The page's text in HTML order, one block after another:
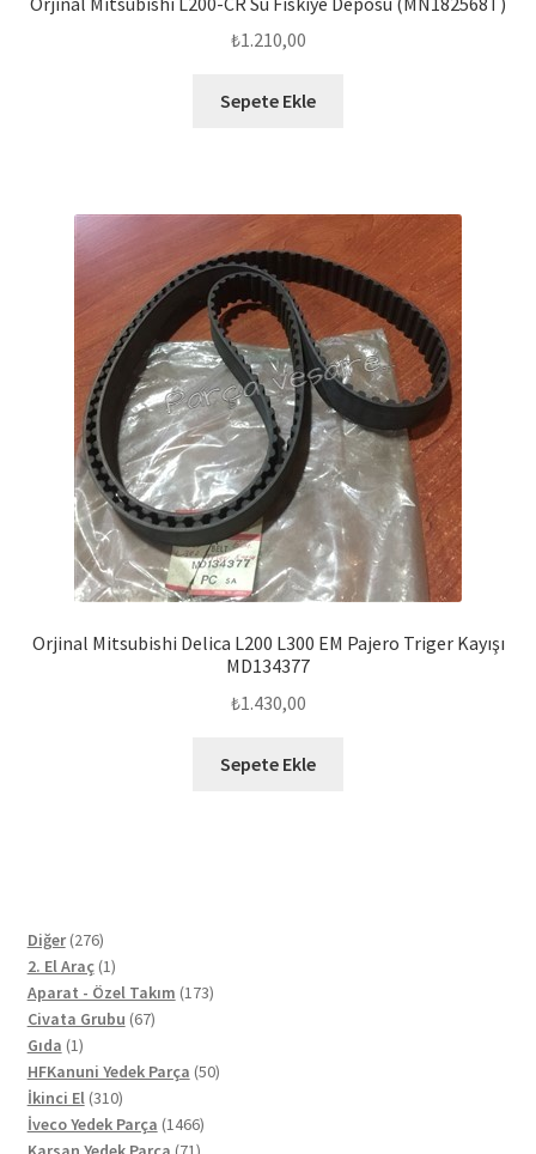
₺1.210,00
Sepete Ekle
Orjinal Mitsubishi Delica L200 L300 EM Pajero Triger Kayışı
MD134377
₺1.430,00
Sepete Ekle
Diğer 276276
ürün
2. El Araç 11
ürün
Aparat - Özel Takım 173173
Civata Grubu 6767
Gıda 11
ürün
HFKanuni Yedek Parça 5050
İkinci El 310310
ürün
İveco Yedek Parça 14661466
ürün
71